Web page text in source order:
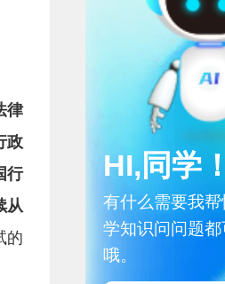
律
政
行
从
的
HI,同学！
有什么需要我帮
学知识问问题
哦。